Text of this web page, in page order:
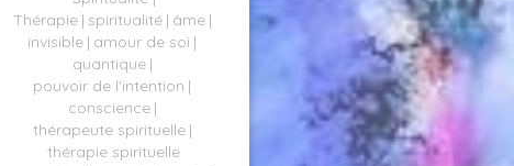
Thérapie spiritualité âme
invisible amour de soi
quantique
pouvoir de l'intention
conscience
thérapeute spirituelle
thérapie spirituelle